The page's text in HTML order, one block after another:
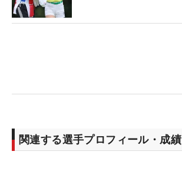
関連する選手プロフィール・成績